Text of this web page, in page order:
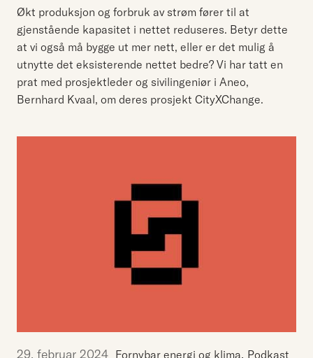
Økt produksjon og forbruk av strøm fører til at
gjenstående kapasitet i nettet reduseres. Betyr dette
at vi også må bygge ut mer nett, eller er det mulig å
utnytte det eksisterende nettet bedre? Vi har tatt en
prat med prosjektleder og sivilingeniør i Aneo,
Bernhard Kvaal, om deres prosjekt CityXChange.
29. februar 2024 Fornybar energi og klima, Podkast